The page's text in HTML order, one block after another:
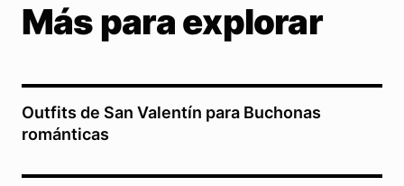
Más para explorar
Outfits de San Valentín para Buchonas
románticas